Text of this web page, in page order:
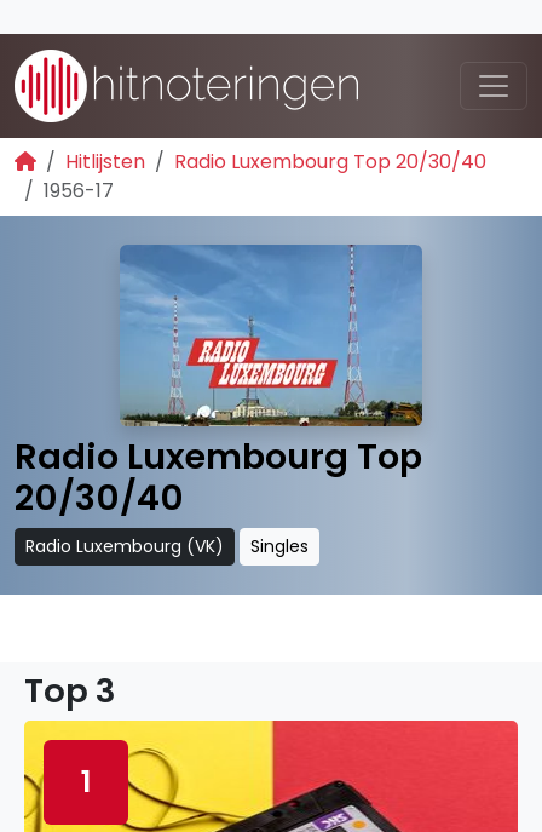
Hitlijsten
Radio Luxembourg Top 20/30/40
1956-17
Radio Luxembourg Top
20/30/40
Radio Luxembourg (VK) Singles
Top 3
1